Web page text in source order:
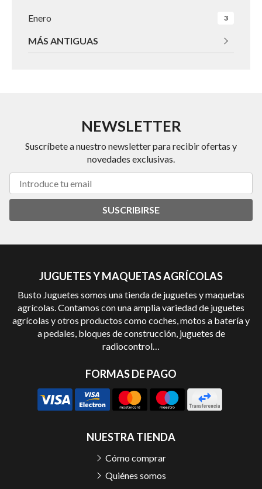
Enero 3
MÁS ANTIGUAS
NEWSLETTER
Suscríbete a nuestro newsletter para recibir ofertas y
novedades exclusivas.
SUSCRIBIRSE
JUGUETES Y MAQUETAS AGRÍCOLAS
Busto Juguetes somos una tienda de juguetes y maquetas
agrícolas. Contamos con una amplia variedad de juguetes
agrícolas y otros productos como coches, motos a batería y
a pedales, bloques de construcción, juguetes de
radiocontrol…
FORMAS DE PAGO
NUESTRA TIENDA
Cómo comprar
Quiénes somos